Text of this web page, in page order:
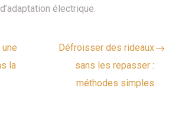
électrique.
la
Défroisser des rideaux
sans les repasser :
méthodes simples